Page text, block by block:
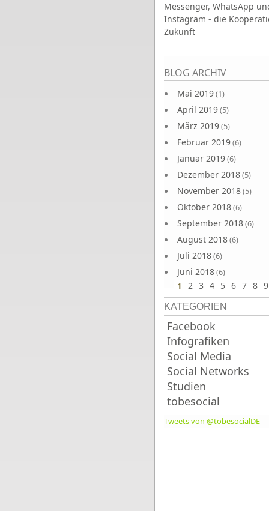
Messenger, WhatsApp
Instagram - die
Zukunft
BLOG ARCHIV
Mai 2019(1)
April 2019(5)
März 2019(5)
Februar 2019(6)
Januar 2019(6)
Dezember 2018(5)
November 2018(5)
Oktober 2018(6)
September 2018(6)
August 2018(6)
Juli 2018(6)
Juni 2018(6)
Seiten
1 2 3 4 5 6 7 8 9
KATEGORIEN
Facebook
Infografiken
Social Media
Social Networks
Studien
tobesocial
Tweets von @tobesocialDE